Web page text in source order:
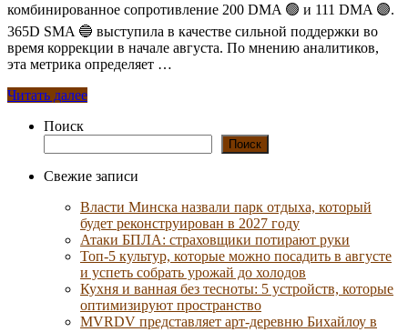
комбинированное сопротивление 200 DMA 🟢 и 111 DMA 🟣.
365D SMA 🔵 выступила в качестве сильной поддержки во
время коррекции в начале августа. По мнению аналитиков,
эта метрика определяет …
Читать далее
Поиск
Поиск
Свежие записи
Власти Минска назвали парк отдыха, который
будет реконструирован в 2027 году
Атаки БПЛА: страховщики потирают руки
Топ-5 культур, которые можно посадить в августе
и успеть собрать урожай до холодов
Кухня и ванная без тесноты: 5 устройств, которые
оптимизируют пространство
MVRDV представляет арт-деревню Бихайлоу в